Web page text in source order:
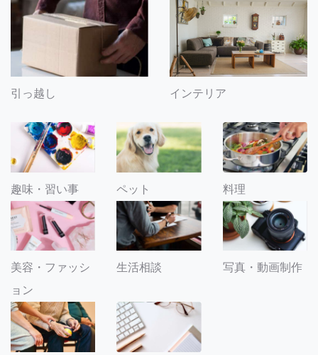
引っ越し インテリア
趣味・習い事 ペット 料理
美容・ファッシ
ョン
生活相談 写真・動画制作